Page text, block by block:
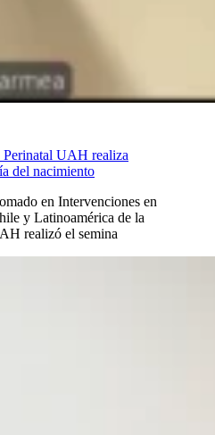
UAH realiza
del nacimiento
en Intervenciones en
y Latinoamérica de la
realizó el semina